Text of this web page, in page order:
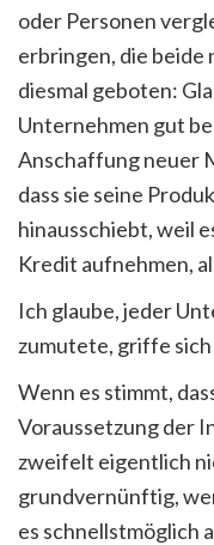
oder Personen
erbringen, die beide
diesmal geboten:
Unternehmen gut
Anschaffung neuer
dass sie seine
hinausschiebt, weil
Kredit aufnehmen,
Ich glaube, jeder
zumutete, griffe sich
Wenn es stimmt,
Voraussetzung der
zweifelt eigentlich
grundvernünftig,
es schnellstmöglich